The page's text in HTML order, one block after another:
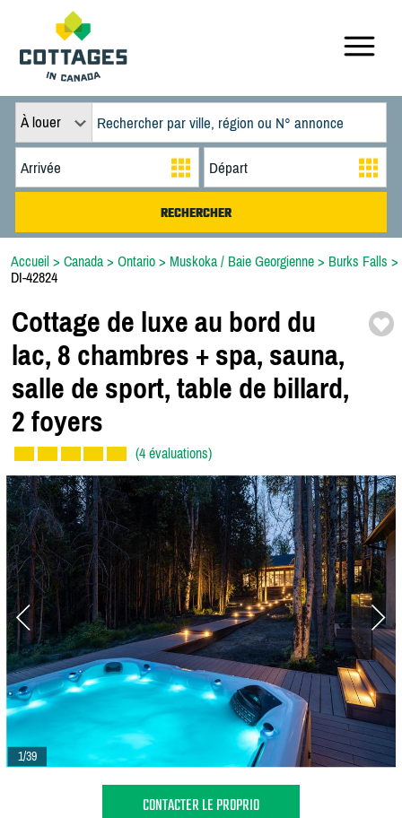
À louer
Accueil > Canada > Ontario > Muskoka / Baie Georgienne > Burks Falls >
DI-42824
Cottage de luxe au bord du
lac, 8 chambres + spa, sauna,
salle de sport, table de billard,
2 foyers
(4 évaluations)
1/39
CONTACTER LE PROPRIO